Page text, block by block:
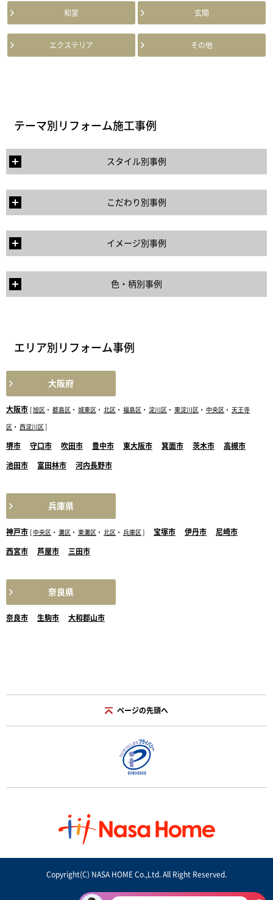
和室 玄関
エクステリア その他
テーマ別リフォーム施工事例
スタイル別事例
こだわり別事例
イメージ別事例
色・柄別事例
エリア別リフォーム事例
大阪府
大阪市 旭区 ・ 都島区 ・ 城東区 ・ 北区 ・ 福島区 ・ 淀川区 ・ 東淀川区 ・ 中央区 ・ 天王寺
区 ・ 西淀川区
堺市 守口市 吹田市 豊中市 東大阪市 箕面市 茨木市 高槻市
池田市 富田林市 河内長野市
兵庫県
神戸市 中央区 ・ 灘区 ・ 東灘区 ・ 北区 ・ 兵庫区 宝塚市 伊丹市 尼崎市
西宮市 芦屋市 三田市
奈良県
奈良市 生駒市 大和郡山市
ページの先頭へ
Copyright(C) NASA HOME Co.,Ltd. All Right Reserved.